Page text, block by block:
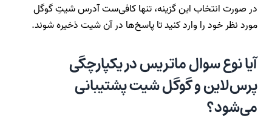
در صورت انتخاب این گزینه، تنها کافی‌ست آدرس شیتِ گوگل
مورد نظر خود را وارد کنید تا پاسخ‌ها در آن شیت ذخیره شوند.
آیا نوع سوال ماتریس در یکپارچگی
پرس‌لاین و گوگل شیت پشتیبانی
می‌شود؟